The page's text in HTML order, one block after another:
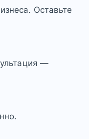
Оставьте
—